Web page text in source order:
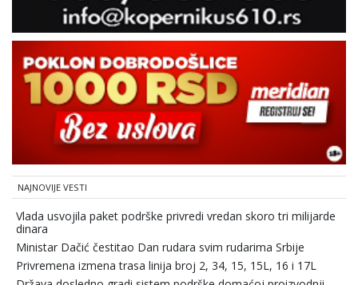
NAJNOVIJE VESTI
Vlada usvojila paket podrške privredi vredan skoro tri milijarde
dinara
Ministar Dačić čestitao Dan rudara svim rudarima Srbije
Privremena izmena trasa linija broj 2, 34, 15, 15L, 16 i 17L